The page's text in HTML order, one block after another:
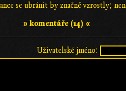
se ubránit by značně vzrostly;
» komentáře (14) «
Uživatelské jméno: